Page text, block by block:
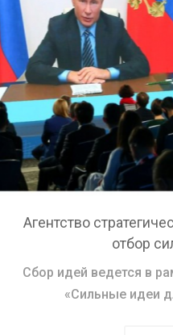
Агентство
отбор
Сбор идей ведется в
«Сильные идеи